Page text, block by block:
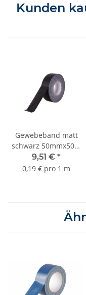
Kunden
Gewebeband matt
schwarz 50mmx50m
Sorte K381
9,51 € *
0,19 € pro 1 m